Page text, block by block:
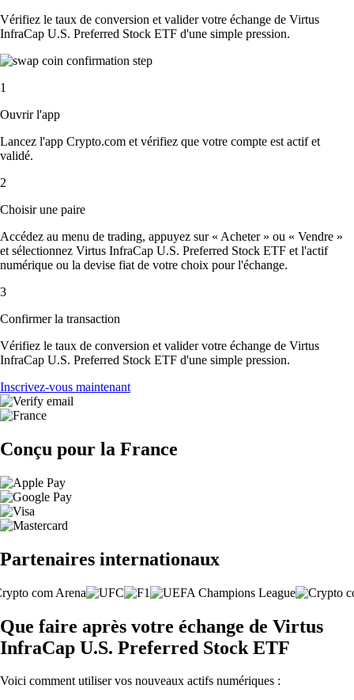
Vérifiez le taux de conversion et valider votre échange de Virtus
InfraCap U.S. Preferred Stock ETF d'une simple pression.
1
Ouvrir l'app
Lancez l'app Crypto.com et vérifiez que votre compte est actif et
validé.
2
Choisir une paire
Accédez au menu de trading, appuyez sur « Acheter » ou « Vendre »
et sélectionnez Virtus InfraCap U.S. Preferred Stock ETF et l'actif
numérique ou la devise fiat de votre choix pour l'échange.
3
Confirmer la transaction
Vérifiez le taux de conversion et valider votre échange de Virtus
InfraCap U.S. Preferred Stock ETF d'une simple pression.
Inscrivez-vous maintenant
Conçu pour la France
Partenaires internationaux
Que faire après votre échange de Virtus
InfraCap U.S. Preferred Stock ETF
Voici comment utiliser vos nouveaux actifs numériques :